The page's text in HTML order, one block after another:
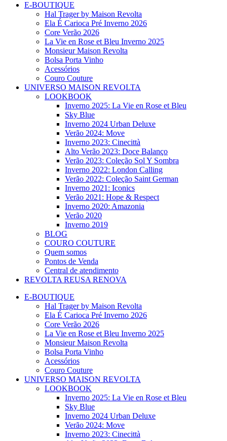
E-BOUTIQUE
Hal Trager by Maison Revolta
Ela É Carioca Pré Inverno 2026
Core Verão 2026
La Vie en Rose et Bleu Inverno 2025
Monsieur Maison Revolta
Bolsa Porta Vinho
Acessórios
Couro Couture
UNIVERSO MAISON REVOLTA
LOOKBOOK
Inverno 2025: La Vie en Rose et Bleu
Sky Blue
Inverno 2024 Urban Deluxe
Verão 2024: Move
Inverno 2023: Cinecittà
Alto Verão 2023: Doce Balanço
Verão 2023: Coleção Sol Y Sombra
Inverno 2022: London Calling
Verão 2022: Coleção Saint German
Inverno 2021: Iconics
Verão 2021: Hope & Respect
Inverno 2020: Amazonia
Verão 2020
Inverno 2019
BLOG
COURO COUTURE
Quem somos
Pontos de Venda
Central de atendimento
REVOLTA REUSA RENOVA
E-BOUTIQUE
Hal Trager by Maison Revolta
Ela É Carioca Pré Inverno 2026
Core Verão 2026
La Vie en Rose et Bleu Inverno 2025
Monsieur Maison Revolta
Bolsa Porta Vinho
Acessórios
Couro Couture
UNIVERSO MAISON REVOLTA
LOOKBOOK
Inverno 2025: La Vie en Rose et Bleu
Sky Blue
Inverno 2024 Urban Deluxe
Verão 2024: Move
Inverno 2023: Cinecittà